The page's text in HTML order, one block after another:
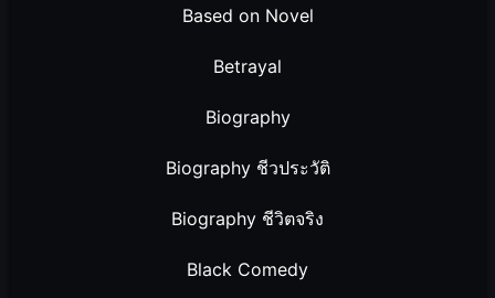
Based on Novel
Betrayal
Biography
Biography ชีวประวัติ
Biography ชีวิตจริง
Black Comedy